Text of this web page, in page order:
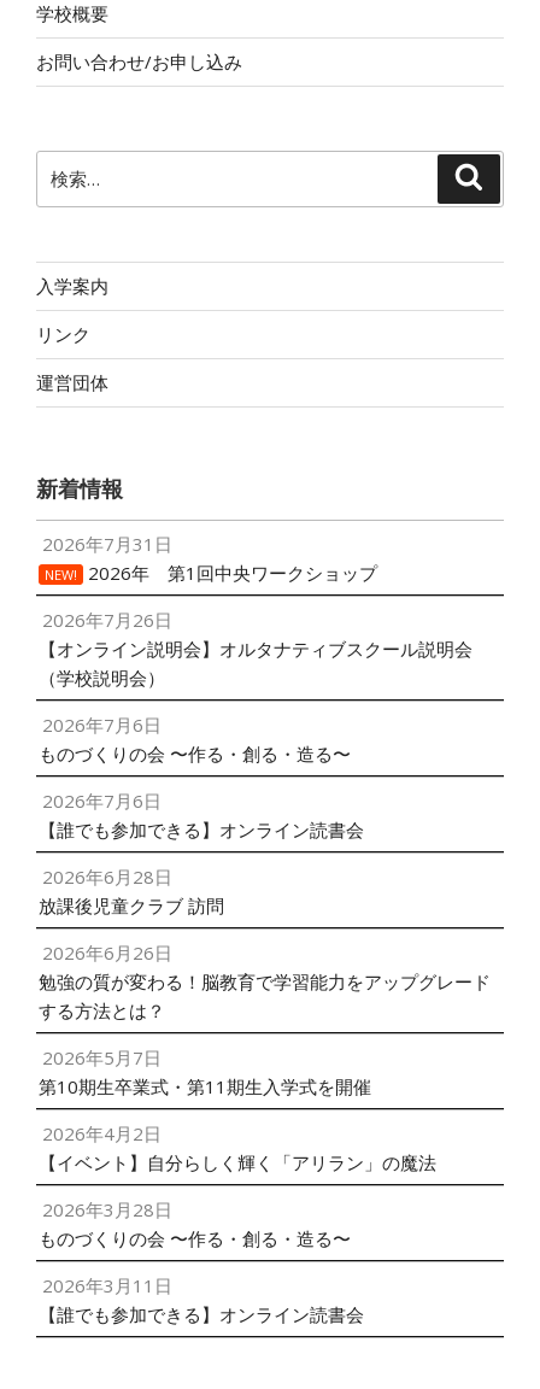
学校概要
お問い合わせ/お申し込み
索:
入学案内
リンク
運営団体
新着情報
2026年7月31日
NEW!
2026年 第1回中央ワークショップ
2026年7月26日
【オンライン説明会】オルタナティブスクール説明会
（学校説明会）
2026年7月6日
ものづくりの会 〜作る・創る・造る〜
2026年7月6日
【誰でも参加できる】オンライン読書会
2026年6月28日
放課後児童クラブ 訪問
2026年6月26日
勉強の質が変わる！脳教育で学習能力をアップグレード
する方法とは？
2026年5月7日
第10期生卒業式・第11期生入学式を開催
2026年4月2日
【イベント】自分らしく輝く「アリラン」の魔法
2026年3月28日
ものづくりの会 〜作る・創る・造る〜
2026年3月11日
【誰でも参加できる】オンライン読書会